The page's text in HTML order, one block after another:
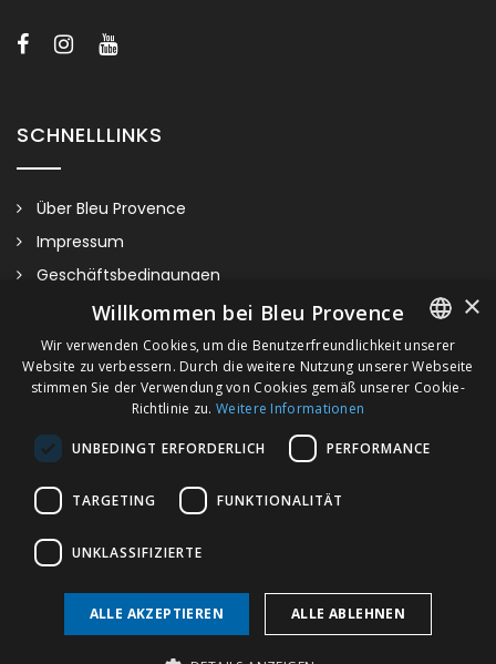
Provence 800
SCHNELLLINKS
Über Bleu Provence
Impressum
Geschäftsbedingungen
Kontaktieren Sie uns
Besuchen Sie unseren Showroom
Plan du site
FRENCH
GERMAN
×
Willkommen bei Bleu Provence
Wir verwenden Cookies, um die Benutzerfreundlichkeit unserer
Website zu verbessern. Durch die weitere Nutzung unserer Webseite
stimmen Sie der Verwendung von Cookies gemäß unserer Cookie-
Richtlinie zu. Weitere Informationen
UNBEDINGT ERFORDERLICH PERFORMANCE
TARGETING FUNKTIONALITÄT
UNKLASSIFIZIERTE
ALLE AKZEPTIEREN ALLE ABLEHNEN